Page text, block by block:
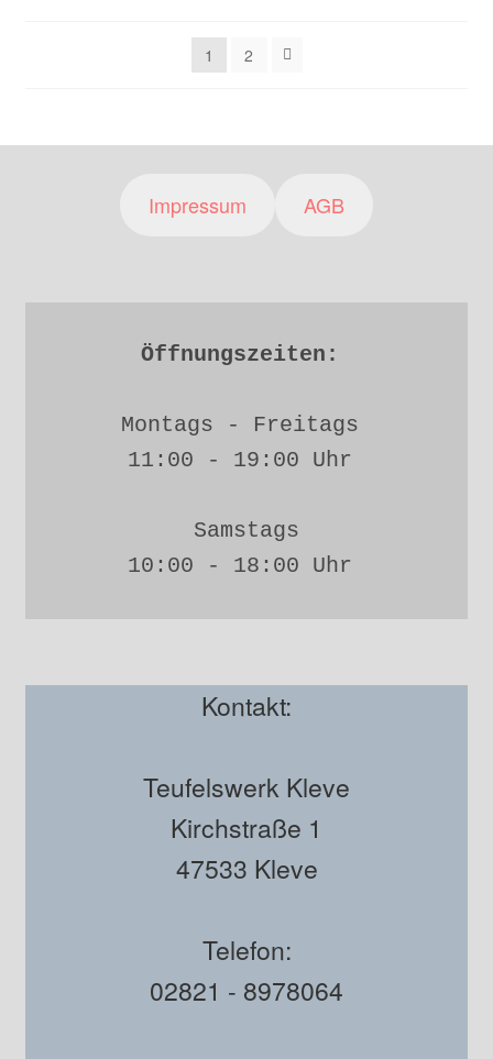
1 2
Impressum AGB
Öffnungszeiten:
Montags - Freitags
11:00 - 19:00 Uhr
Samstags
10:00 - 18:00 Uhr
Kontakt:
Teufelswerk Kleve
Kirchstraße 1
47533 Kleve
Telefon:
02821 - 8978064